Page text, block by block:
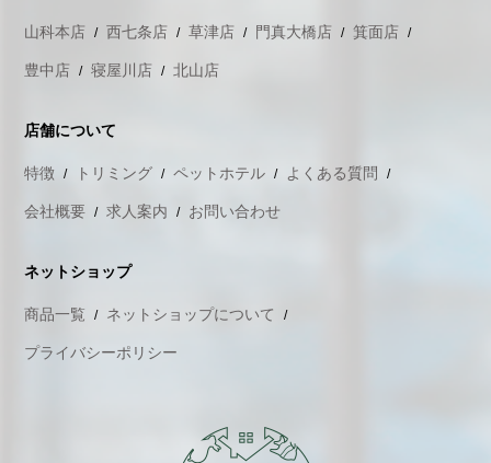
山科本店 西七条店 草津店 門真大橋店 箕面店
豊中店 寝屋川店 北山店
店舗について
特徴 トリミング ペットホテル よくある質問
会社概要 求人案内 お問い合わせ
ネットショップ
商品一覧 ネットショップについて
プライバシーポリシー